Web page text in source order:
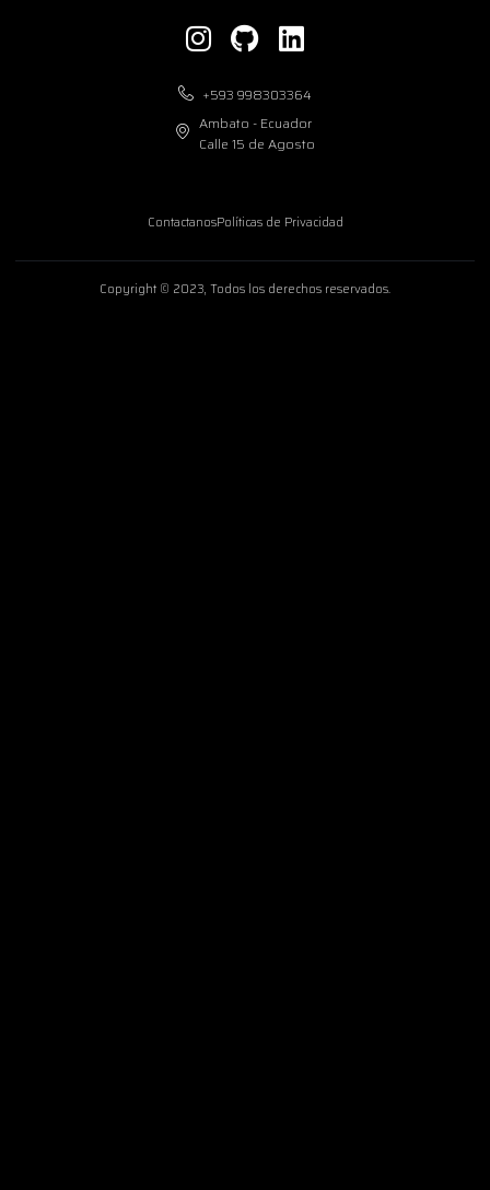
+593 998303364
Ambato - Ecuador
Calle 15 de Agosto
ContactanosPolíticas de Privacidad
Copyright © 2023, Todos los derechos reservados.